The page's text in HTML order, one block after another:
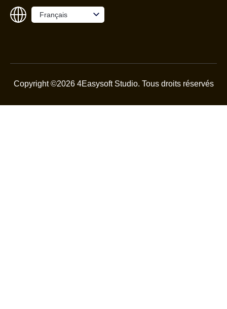
Français
Copyright ©2026 4Easysoft Studio. Tous droits réservés